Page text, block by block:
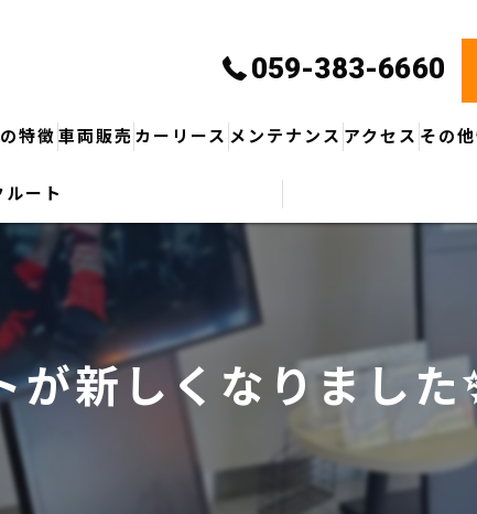
059-383-6660
特徴
険
理
金
車両販売 カーリース メンテナンス アクセス その
ス
モー
所
ルート
が新しくなりました